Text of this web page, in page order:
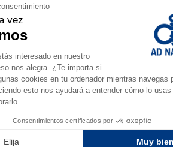
GOIOT
Candelero aluminio SPORT'AL